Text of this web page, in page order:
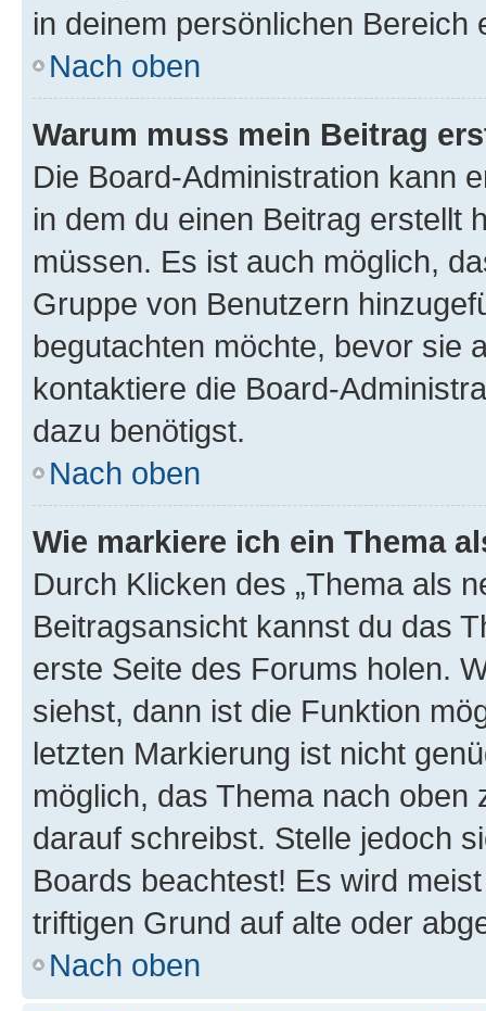
in deinem persönlichen Bereich
Nach oben
Warum muss mein Beitrag
Die Board-Administration kann
in dem du einen Beitrag erstellt
müssen. Es ist auch möglich,
Gruppe von Benutzern
begutachten möchte, bevor sie
kontaktiere die Board-
dazu benötigst.
Nach oben
Wie markiere ich ein Thema
Durch Klicken des „Thema als
Beitragsansicht kannst du das
erste Seite des Forums holen.
siehst, dann ist die Funktion
letzten Markierung ist nicht
möglich, das Thema nach oben
darauf schreibst. Stelle jedoch
Boards beachtest! Es wird
triftigen Grund auf alte oder
Nach oben